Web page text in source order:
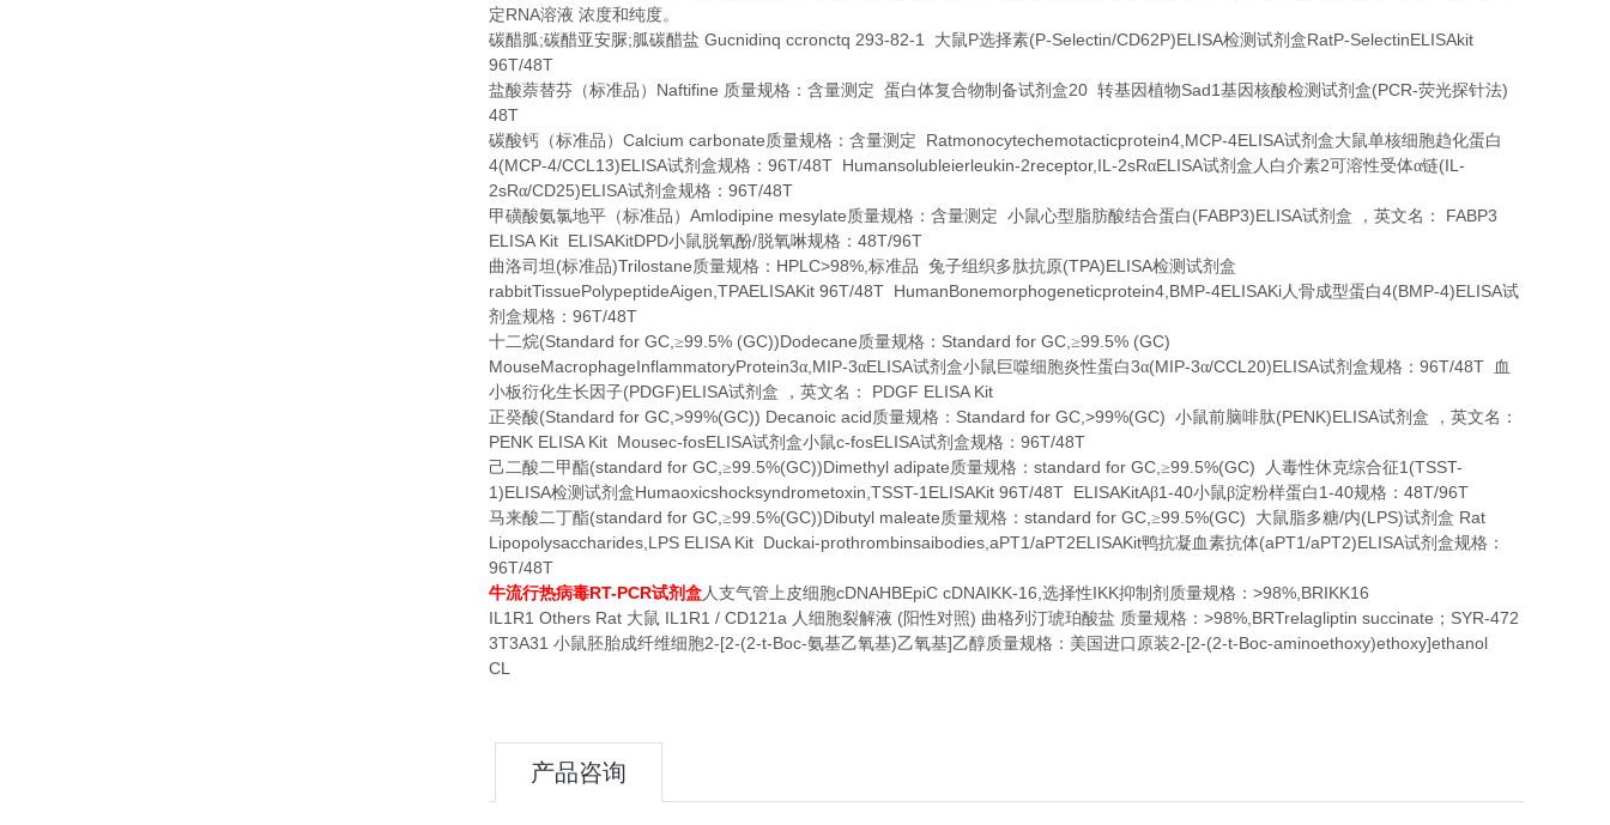
定RNA溶液 浓度和纯度。
碳醋胍;碳醋亚安脲;胍碳醋盐 Gucnidinq ccronctq 293-82-1 大鼠P选择素(P-Selectin/CD62P)ELISA检测试剂盒RatP-SelectinELISAkit
96T/48T
盐酸萘替芬（标准品） Naftifine 质量规格：含量测定 蛋白体复合物制备试剂盒20 转基因植物Sad1 基因核酸检测试剂盒(PCR-荧光探针法)
48T
碳酸钙（标准品） Calcium carbonate质量规格：含量测定 Ratmonocytechemotacticprotein4,MCP-4ELISA试剂盒大鼠单核细胞趋化蛋白
4(MCP-4/CCL13)ELISA试剂盒规格： 96T/48T Humansolubleierleukin-2receptor,IL-2sRαELISA试剂盒人白介素2可溶性受体α链(IL-
2sRα/CD25)ELISA试剂盒规格： 96T/48T
甲磺酸氨氯地平（标准品） Amlodipine mesylate质量规格：含量测定 小鼠心型脂肪酸结合蛋白 (FABP3)ELISA试剂盒 ，英文名：
FABP3
ELISA Kit ELISAKitDPD小鼠脱氧酚/脱氧啉规格： 48T/96T
曲洛司坦 (标准品)Trilostane质量规格： HPLC>98%, 标准品 兔子组织多肽抗原(TPA)ELISA检测试剂盒
rabbitTissuePolypeptideAigen,TPAELISAKit 96T/48T HumanBonemorphogeneticprotein4,BMP-4ELISAKi人骨成型蛋白4(BMP-4)ELISA试
剂盒规格： 96T/48T
十二烷(Standard for GC, ≥99.5% (GC))Dodecane质量规格： Standard for GC, ≥99.5% (GC)
MouseMacrophageInflammatoryProtein3α ,MIP-3αELISA试剂盒小鼠巨噬细胞炎性蛋白3α(MIP-3α/CCL20)ELISA试剂盒规格： 96T/48T
血
小板衍化生长因子(PDGF)ELISA试剂盒 ，英文名： PDGF ELISA Kit
正癸酸(Standard for GC,>99%(GC)) Decanoic acid质量规格： Standard for GC,>99%(GC) 小鼠前脑啡肽(PENK)ELISA试剂盒 ，英文名：
PENK ELISA Kit Mousec-fosELISA试剂盒小鼠c-fosELISA试剂盒规格： 96T/48T
己二酸二甲酯(standard for GC, ≥99.5%(GC))Dimethyl adipate质量规格： standard for GC, ≥99.5%(GC) 人毒性休克综合征1(TSST-
1)ELISA检测试剂盒Humaoxicshocksyndrometoxin,TSST-1ELISAKit 96T/48T ELISAKitAβ1-40小鼠β淀粉样蛋白 1-40规格： 48T/96T
马来酸二丁酯(standard for GC, ≥99.5%(GC))Dibutyl maleate质量规格： standard for GC, ≥99.5%(GC) 大鼠脂多糖/内(LPS)试剂盒 Rat
Lipopolysaccharides,LPS ELISA Kit Duckai-prothrombinsaibodies,aPT1/aPT2ELISAKit鸭抗凝血素抗体(aPT1/aPT2)ELISA试剂盒规格：
96T/48T
牛流行热病毒RT-PCR试剂盒人支气管上皮细胞cDNAHBEpiC cDNAIKK-16, 选择性IKK抑制剂质量规格： >98%,BRIKK16
IL1R1 Others Rat 大鼠 IL1R1 / CD121a 人细胞裂解液 (阳性对照) 曲格列汀琥珀酸盐 质量规格： >98%,BRTrelagliptin succinate ； SYR-472
3T3A31 小鼠胚胎成纤维细胞2-[2-(2-t-Boc-氨基乙氧基)乙氧基]乙醇质量规格：美国进口原装2-[2-(2-t-Boc-aminoethoxy)ethoxy]ethanol
CL
产品咨询